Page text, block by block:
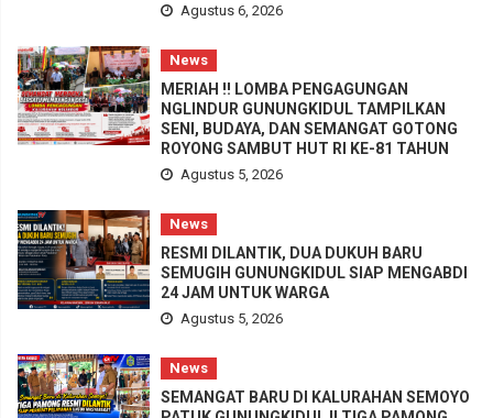
Agustus 6, 2026
News
MERIAH !! LOMBA PENGAGUNGAN
NGLINDUR GUNUNGKIDUL TAMPILKAN
SENI, BUDAYA, DAN SEMANGAT GOTONG
ROYONG SAMBUT HUT RI KE-81 TAHUN
Agustus 5, 2026
News
RESMI DILANTIK, DUA DUKUH BARU
SEMUGIH GUNUNGKIDUL SIAP MENGABDI
24 JAM UNTUK WARGA
Agustus 5, 2026
News
SEMANGAT BARU DI KALURAHAN SEMOYO